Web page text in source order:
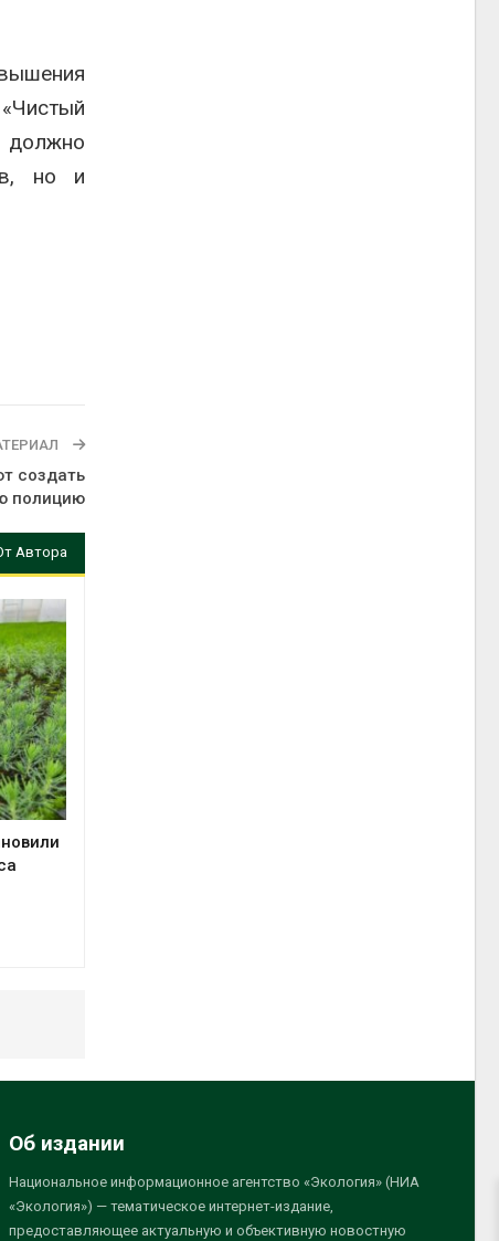
должно
но и
создать
полицию
Автора
Об издании
Национальное информационное агентство «Экология» (НИА
«Экология») — тематическое интернет-издание,
предоставляющее актуальную и объективную новостную